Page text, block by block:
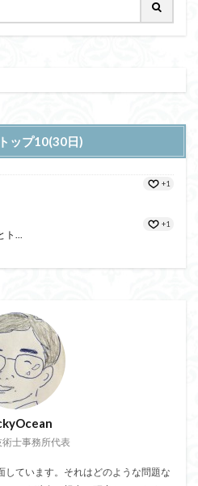
ップ10(30日)
+1
ト...
+1
士事務所代表
しています。それはどのような問題な